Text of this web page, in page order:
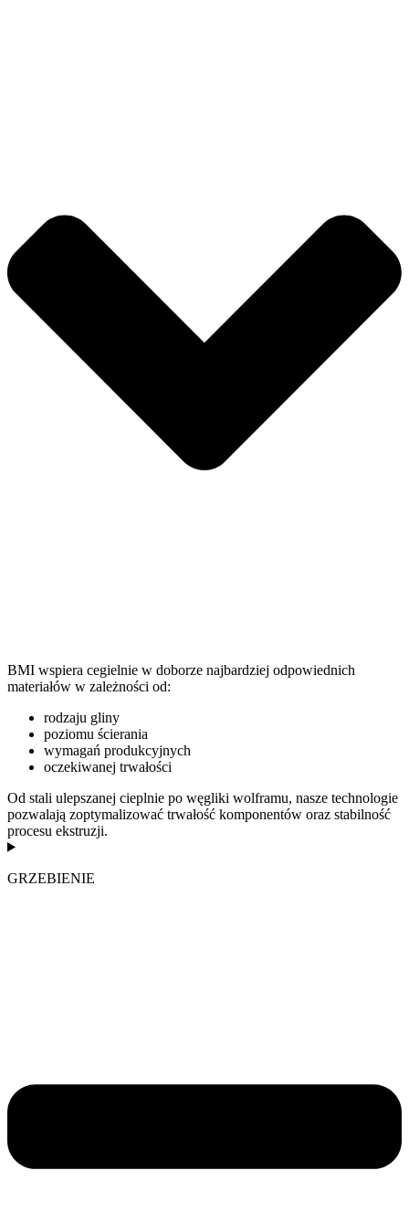
BMI wspiera cegielnie w doborze najbardziej odpowiednich
materiałów w zależności od:
rodzaju gliny
poziomu ścierania
wymagań produkcyjnych
oczekiwanej trwałości
Od stali ulepszanej cieplnie po węgliki wolframu, nasze technologie
pozwalają zoptymalizować trwałość komponentów oraz stabilność
procesu ekstruzji.
GRZEBIENIE